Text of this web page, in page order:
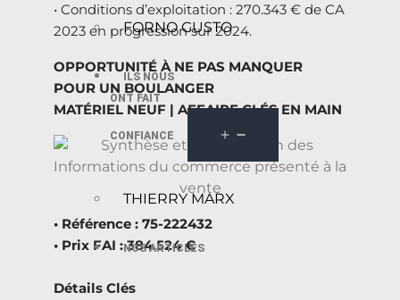
FORNO GUSTO
ILS NOUS
ONT FAIT
CONFIANCE
THIERRY MARX
NOS ARTICLES
• Conditions d’exploitation : 270.343 € de CA
2023 en progression sur 2024.
OPPORTUNITÉ À NE PAS MANQUER
POUR UN BOULANGER
MATÉRIEL NEUF | AFFAIRE CLÉS EN MAIN
• Référence : 75-222432
• Prix FAI : 384.524 €
Détails Clés